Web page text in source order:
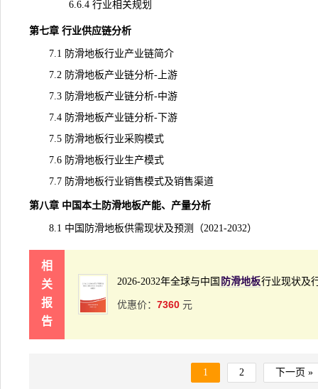
6.6.4 行业相关规划
第七章 行业供应链分析
7.1 防滑地板行业产业链简介
7.2 防滑地板产业链分析-上游
7.3 防滑地板产业链分析-中游
7.4 防滑地板产业链分析-下游
7.5 防滑地板行业采购模式
7.6 防滑地板行业生产模式
7.7 防滑地板行业销售模式及销售渠道
第八章 中国本土防滑地板产能、产量分析
8.1 中国防滑地板供需现状及预测（2021-2032）
相
关
报
告
2026-2032年全球与中国 防滑地板行业现状及
优惠价： 7360 元
1 2 下一页 »